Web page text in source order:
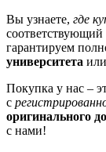
Вы узнаете, где
гарантируем
университета
Покупка у нас –
с
оригинального
с нами!